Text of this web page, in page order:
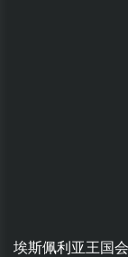
埃斯佩利亚王国